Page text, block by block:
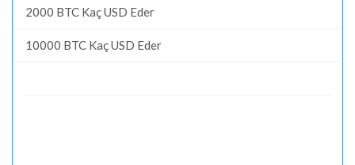
2000 BTC Kaç USD Eder
10000 BTC Kaç USD Eder